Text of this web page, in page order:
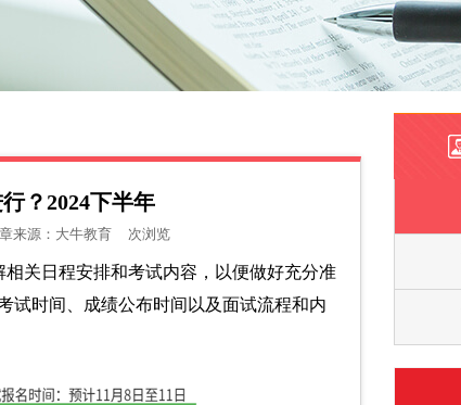
？2024下半年
来源： 大牛教育 次浏览
关日程安排和考试内容，以便做好充分准
试时间、成绩公布时间以及面试流程和内
面试考试
面试成绩